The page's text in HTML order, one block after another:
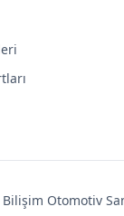
Otomotiv San.